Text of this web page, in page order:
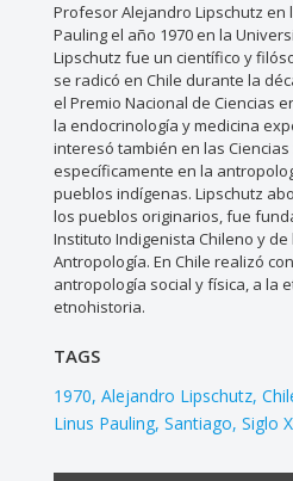
Profesor Alejandro Lipschutz en
Pauling el año 1970 en la
Lipschutz fue un científico y
se radicó en Chile durante la
el Premio Nacional de Ciencias
la endocrinología y medicina
interesó también en las Ciencias
específicamente en la
pueblos indígenas. Lipschutz
los pueblos originarios, fue
Instituto Indigenista Chileno y
Antropología. En Chile realizó
antropología social y física, a la
etnohistoria.
TAGS
1970 Alejandro Lipschutz
Linus Pauling Santiago Siglo